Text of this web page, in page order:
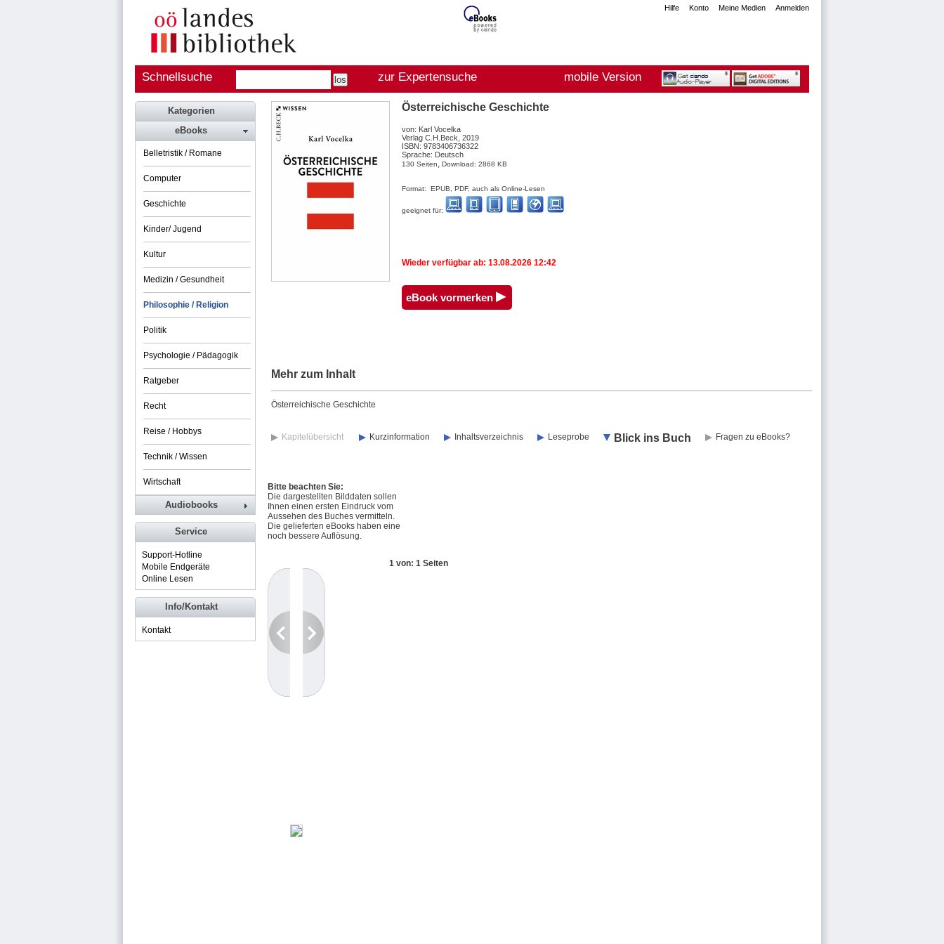
Anmelden
Meine Medien
Konto
Hilfe
Schnellsuche zur Expertensuche mobile Version
Österreichische Geschichte
von: Karl Vocelka
Verlag C.H.Beck, 2019
ISBN: 9783406736322
Sprache: Deutsch
130 Seiten, Download: 2868 KB
Format: EPUB, PDF, auch als Online-Lesen
geeignet für:
Wieder verfügbar ab: 13.08.2026 12:42
eBook vormerken ▸
Mehr zum Inhalt
Österreichische Geschichte
Kapitelübersicht Kurzinformation Inhaltsverzeichnis Leseprobe Blick ins Buch Fragen zu eBooks?
Bitte beachten Sie:
Die dargestellten Bilddaten sollen
Ihnen einen ersten Eindruck vom
Aussehen des Buches vermitteln.
Die gelieferten eBooks haben eine
noch bessere Auflösung.
1 von: 1 Seiten
Kategorien
eBooks
Belletristik / Romane
Computer
Geschichte
Kinder/ Jugend
Kultur
Medizin / Gesundheit
Philosophie / Religion
Politik
Psychologie / Pädagogik
Ratgeber
Recht
Reise / Hobbys
Technik / Wissen
Wirtschaft
Audiobooks
Service
Support-Hotline
Mobile Endgeräte
Online Lesen
Info/Kontakt
Kontakt